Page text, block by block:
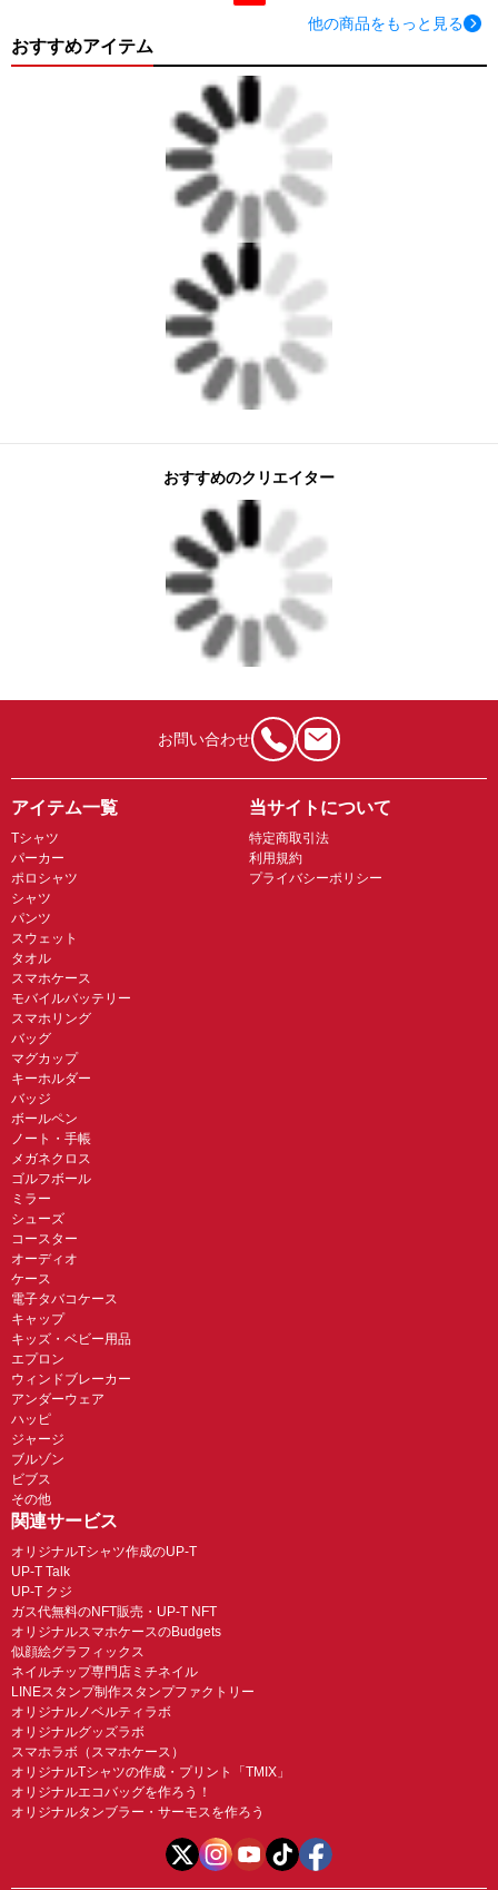
他の商品をもっと見る
おすすめアイテム
おすすめのクリエイター
お問い合わせ
アイテム一覧
Tシャツ
パーカー
ポロシャツ
シャツ
パンツ
スウェット
タオル
スマホケース
モバイルバッテリー
スマホリング
バッグ
マグカップ
キーホルダー
バッジ
ボールペン
ノート・手帳
メガネクロス
ゴルフボール
ミラー
シューズ
コースター
オーディオ
ケース
電子タバコケース
キャップ
キッズ・ベビー用品
エプロン
ウィンドブレーカー
アンダーウェア
ハッピ
ジャージ
ブルゾン
ビブス
その他
当サイトについて
特定商取引法
利用規約
プライバシーポリシー
関連サービス
オリジナルTシャツ作成のUP-T
UP-T Talk
UP-T クジ
ガス代無料のNFT販売・UP-T NFT
オリジナルスマホケースのBudgets
似顔絵グラフィックス
ネイルチップ専門店ミチネイル
LINEスタンプ制作スタンプファクトリー
オリジナルノベルティラボ
オリジナルグッズラボ
スマホラボ（スマホケース）
オリジナルTシャツの作成・プリント「TMIX」
オリジナルエコバッグを作ろう！
オリジナルタンブラー・サーモスを作ろう